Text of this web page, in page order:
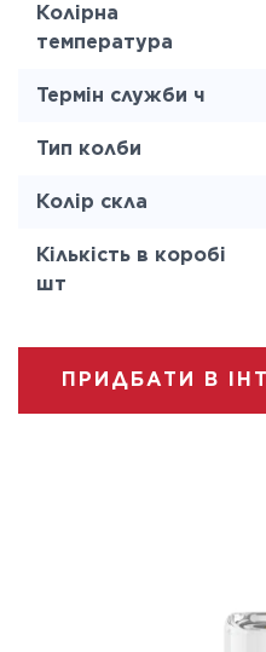
Колірна
температура
Термін служби ч
Тип колби
Колір скла
Кількість в коробі
шт
ПРИДБАТИ В